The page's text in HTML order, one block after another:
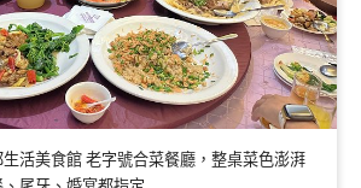
活美食館 老字號合菜餐廳，整桌菜色澎湃